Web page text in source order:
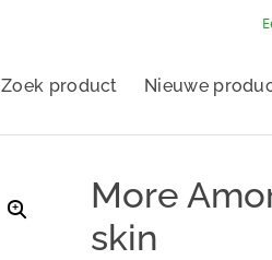
Zoek product Nieuwe
More
skin